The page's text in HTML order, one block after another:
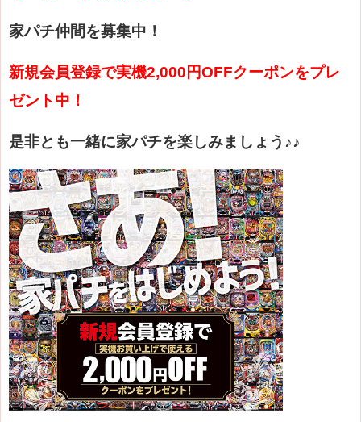
家パチ仲間を募集中！
新規会員登録で実機2,000円OFFクーポンをプレ
ゼント中！
是非とも一緒に家パチを楽しみましょう♪♪